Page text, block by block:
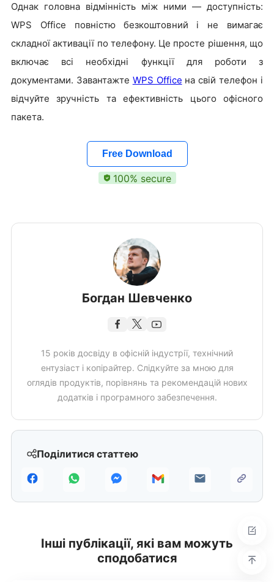
Поділитися статтею
Однак головна відмінність між ними — доступність:
WPS Office повністю безкоштовний і не вимагає
складної активації по телефону. Це просте рішення, що
включає всі необхідні функції для роботи з
документами. Завантажте WPS Office на свій телефон і
відчуйте зручність та ефективність цього офісного
пакета.
Free Download
100% secure
Богдан Шевченко
15 років досвіду в офісній індустрії, технічний
ентузіаст і копірайтер. Слідкуйте за мною для
оглядів продуктів, порівнянь та рекомендацій нових
додатків і програмного забезпечення.
Інші публікації, які вам можуть
сподобатися